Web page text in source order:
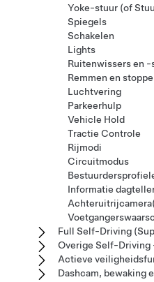
Yoke-stuur (of
Spiegels
Schakelen
Lights
Ruitenwissers en
Remmen en
Luchtvering
Parkeerhulp
Vehicle Hold
Tractie Controle
Rijmodi
Circuitmodus
Informatie
Full Self-Driving
Overige Self-
Actieve
Dashcam, bewaking